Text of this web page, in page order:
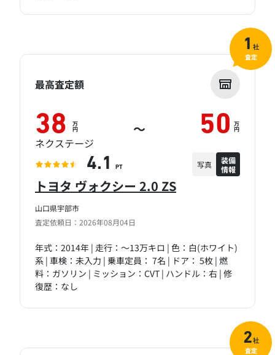
山口県宇部市
査定依頼日：2026年08月04日
トヨタ ヴォクシー 2.0 ZS
年式：2014年 | 走行：～13万キロ | 色：白(ホワイト)
系 | 車検：未入力 | 乗車定員： 7名 | ドア： 5枚 | 燃
料：ガソリン | ミッション：CVT | ハンドル：右 | 修
復歴：なし
最高査定額
38 万
円 ～ 50 万
円
ネクステージ
4.1 PT 写真
装備
情報
1 社
査定
2社
査定